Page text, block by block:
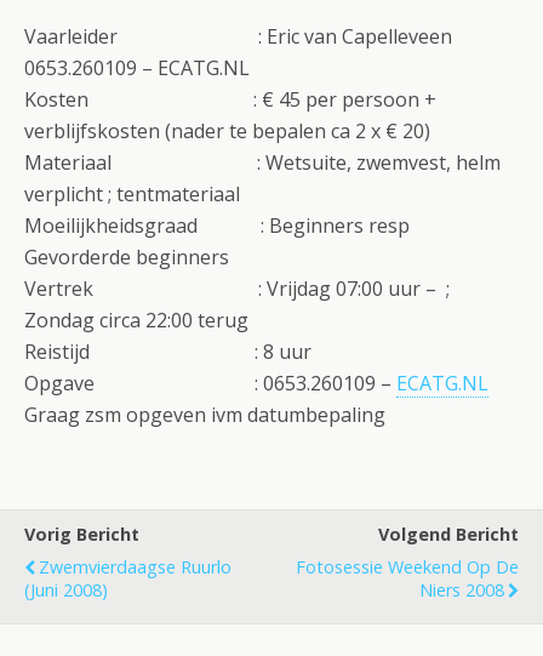
Vaarleider : Eric van Capelleveen
0653.260109 – ECATG.NL
Kosten : € 45 per persoon +
verblijfskosten (nader te bepalen ca 2 x € 20)
Materiaal : Wetsuite, zwemvest, helm
verplicht ; tentmateriaal
Moeilijkheidsgraad : Beginners resp
Gevorderde beginners
Vertrek : Vrijdag 07:00 uur – ;
Zondag circa 22:00 terug
Reistijd : 8 uur
Opgave : 0653.260109 – ECATG.NL
Graag zsm opgeven ivm datumbepaling
Vorig Bericht
Zwemvierdaagse Ruurlo
(juni 2008)
Volgend Bericht
Fotosessie Weekend Op De
Niers 2008